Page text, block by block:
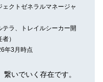
ェクトゼネラルマネージャ
テラ、トレイルシーカー開
）
年3月時点
いでいく存在です。